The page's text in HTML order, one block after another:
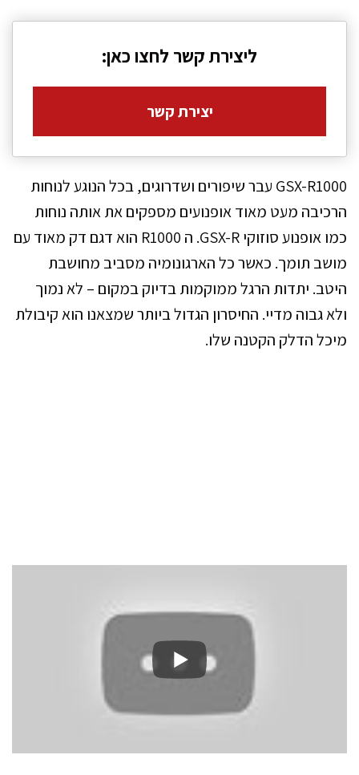
ליצירת קשר לחצו כאן:
יצירת קשר
GSX-R1000 עבר שיפורים ושדרוגים, בכל הנוגע לנוחות
הרכיבה מעט מאוד אופנועים מספקים את אותה נוחות
כמו אופנוע סוזוקי GSX-R. ה R1000 הוא דגם דק מאוד עם
מושב תומך. כאשר כל הארגונומיה מסביב מחושבת
היטב. יתדות הרגל ממוקמות בדיוק במקום – לא נמוך
ולא גבוה מדיי. החיסרון הגדול ביותר שמצאנו הוא קיבולת
מיכל הדלק הקטנה שלו.